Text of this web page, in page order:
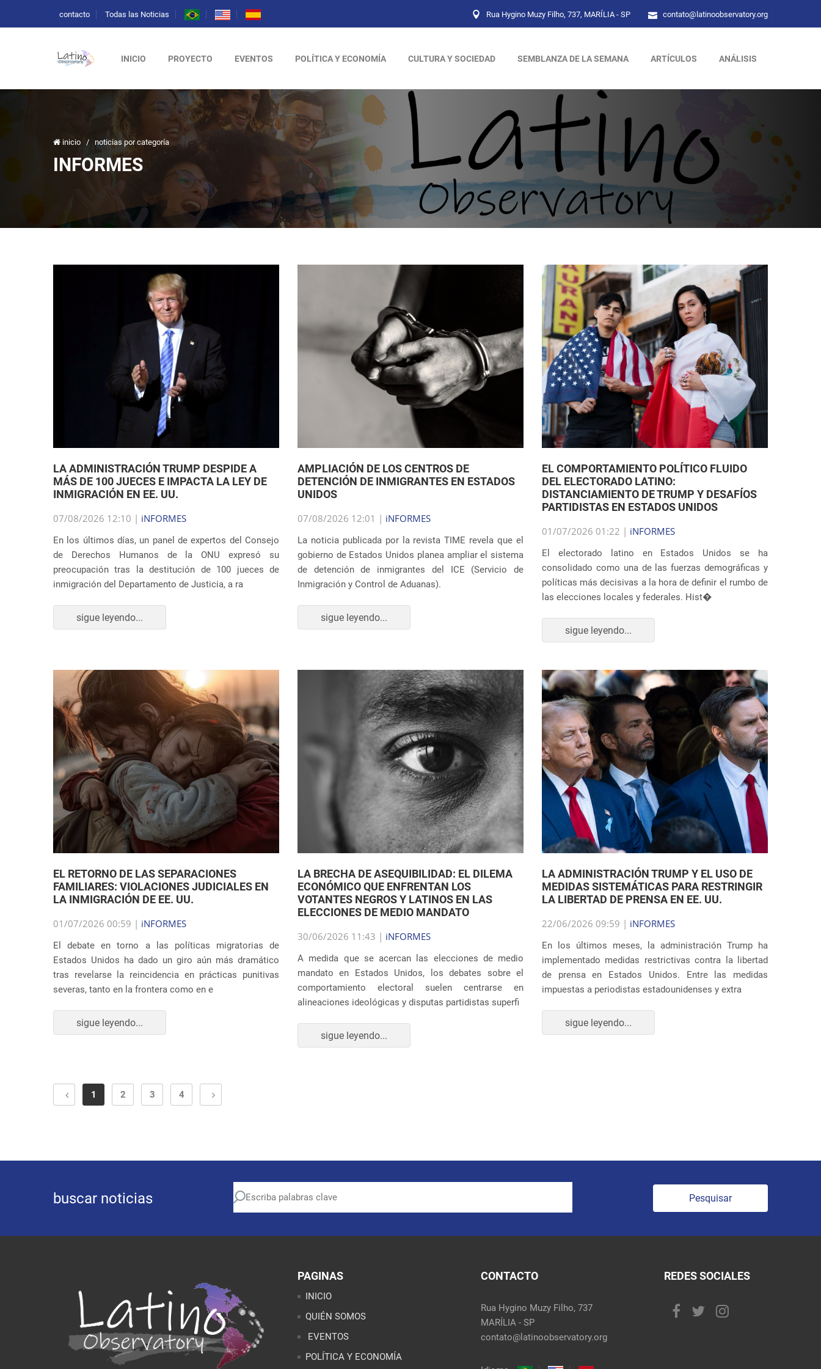
contacto Todas las Noticias Rua Hygino Muzy Filho, 737, MARÍLIA - SP contato@latinoobservatory.org
INICIO PROYECTO EVENTOS POLÍTICA Y ECONOMÍA CULTURA Y SOCIEDAD SEMBLANZA DE LA SEMANA ARTÍCULOS ANÁLISIS
inicio / noticias por categoría
INFORMES
LA ADMINISTRACIÓN TRUMP DESPIDE A
MÁS DE 100 JUECES E IMPACTA LA LEY DE
INMIGRACIÓN EN EE. UU.
07/08/2026 12:10 | iNFORMES
En los últimos días, un panel de expertos del Consejo
de Derechos Humanos de la ONU expresó su
preocupación tras la destitución de 100 jueces de
inmigración del Departamento de Justicia, a ra
sigue leyendo...
AMPLIACIÓN DE LOS CENTROS DE
DETENCIÓN DE INMIGRANTES EN ESTADOS
UNIDOS
07/08/2026 12:01 | iNFORMES
La noticia publicada por la revista TIME revela que el
gobierno de Estados Unidos planea ampliar el sistema
de detención de inmigrantes del ICE (Servicio de
Inmigración y Control de Aduanas).
sigue leyendo...
EL COMPORTAMIENTO POLÍTICO FLUIDO
DEL ELECTORADO LATINO:
DISTANCIAMIENTO DE TRUMP Y DESAFÍOS
PARTIDISTAS EN ESTADOS UNIDOS
01/07/2026 01:22 | iNFORMES
El electorado latino en Estados Unidos se ha
consolidado como una de las fuerzas demográficas y
políticas más decisivas a la hora de definir el rumbo de
las elecciones locales y federales. Hist�
sigue leyendo...
EL RETORNO DE LAS SEPARACIONES
FAMILIARES: VIOLACIONES JUDICIALES EN
LA INMIGRACIÓN DE EE. UU.
01/07/2026 00:59 | iNFORMES
El debate en torno a las políticas migratorias de
Estados Unidos ha dado un giro aún más dramático
tras revelarse la reincidencia en prácticas punitivas
severas, tanto en la frontera como en e
sigue leyendo...
LA BRECHA DE ASEQUIBILIDAD: EL DILEMA
ECONÓMICO QUE ENFRENTAN LOS
VOTANTES NEGROS Y LATINOS EN LAS
ELECCIONES DE MEDIO MANDATO
30/06/2026 11:43 | iNFORMES
A medida que se acercan las elecciones de medio
mandato en Estados Unidos, los debates sobre el
comportamiento electoral suelen centrarse en
alineaciones ideológicas y disputas partidistas superfi
sigue leyendo...
LA ADMINISTRACIÓN TRUMP Y EL USO DE
MEDIDAS SISTEMÁTICAS PARA RESTRINGIR
LA LIBERTAD DE PRENSA EN EE. UU.
22/06/2026 09:59 | iNFORMES
En los últimos meses, la administración Trump ha
implementado medidas restrictivas contra la libertad
de prensa en Estados Unidos. Entre las medidas
impuestas a periodistas estadounidenses y extra
sigue leyendo...
1 2 3 4
buscar noticias Pesquisar
PAGINAS
INICIO
QUIÉN SOMOS
EVENTOS
POLÍTICA Y ECONOMÍA
CONTACTO
Rua Hygino Muzy Filho, 737
MARÍLIA - SP
contato@latinoobservatory.org
REDES SOCIALES